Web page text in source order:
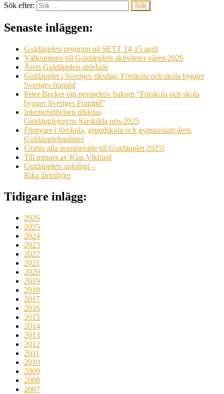
Sök efter:
Senaste inläggen:
Guldäpplets program på SETT 14-15 april
Välkommen till Guldäpplets aktiviteter våren 2026
Årets Guldäpplen utdelade
Guldäpplet i Sveriges riksdag: Förskola och skola bygger
Sveriges framtid
Peter Becker om perspektiv bakom ”Förskola och skola
bygger Sveriges Framtid”
Internetstiftelsen tilldelas
Guldäpplejuryns Särskilda pris 2025
Förnyare i förskola, grundskola och gymnasium årets
Guldäpplefinalister
Grattis alla nominerade till Guldäpplet 2025!
Till minnet av Klas Viklund
Guldäpplets antologi –
Rika lärmiljöer
Tidigare inlägg:
2026
2025
2024
2023
2022
2021
2020
2019
2018
2017
2016
2015
2014
2013
2012
2011
2010
2009
2008
2007